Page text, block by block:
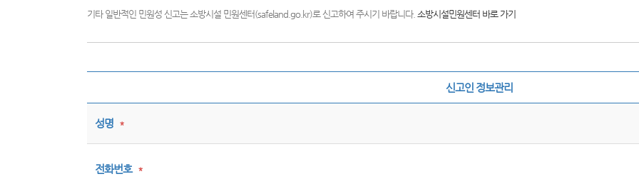
기타 일반적인 민원성 신고는 소방시설 민원센터(safeland.go.kr)로 신고하여 주시기 바랍니다. 소방시설민원센터 바로 가기
신고인 정보관리
성명 *
전화번호 *